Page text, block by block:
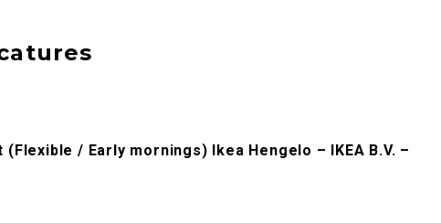
/ Early mornings) Ikea Hengelo – IKEA B.V. –